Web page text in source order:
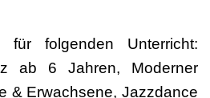
folgenden Unterricht:
ab 6 Jahren, Moderner
& Erwachsene, Jazzdance